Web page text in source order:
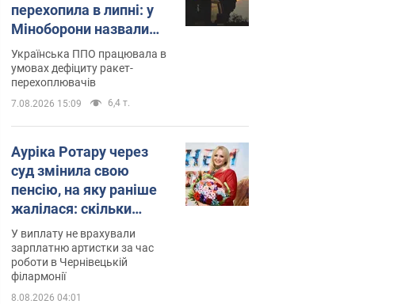
перехопила в липні: у
Міноборони назвали
цифру
Українська ППО працювала в
умовах дефіциту ракет-
перехоплювачів
7.08.2026 15:09 6,4 т.
Ауріка Ротару через
суд змінила свою
пенсію, на яку раніше
жалілася: скільки
отримувала співачка
У виплату не врахували
зарплатню артистки за час
роботи в Чернівецькій
філармонії
8.08.2026 04:01